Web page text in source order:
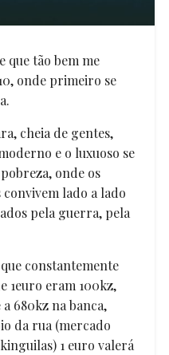
que tão bem me
onde primeiro se
cheia de gentes,
e o luxuoso se
onde os
lado a lado
pela guerra, pela
constantemente
1euro eram 100kz,
680kz na banca,
da rua (mercado
1 euro valerá